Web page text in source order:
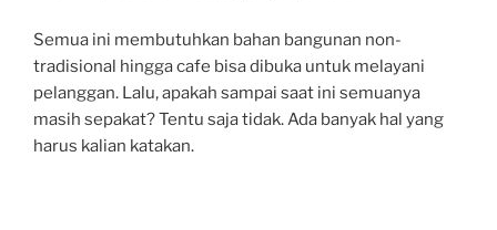
Semua ini membutuhkan bahan bangunan non-
tradisional hingga cafe bisa dibuka untuk melayani
pelanggan. Lalu, apakah sampai saat ini semuanya
masih sepakat? Tentu saja tidak. Ada banyak hal yang
harus kalian katakan.